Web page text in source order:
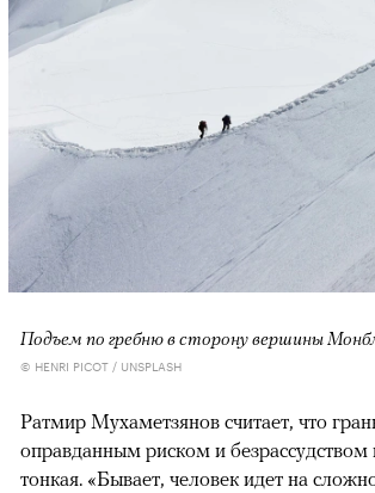
Подъем по гребню в сторону вершины
© HENRI PICOT / UNSPLASH
Ратмир Мухаметзянов считает, что
оправданным риском и безрассудством
тонкая. «Бывает, человек идет на